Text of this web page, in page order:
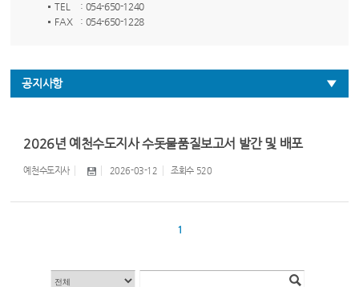
TEL
: 054-650-1240
FAX
: 054-650-1228
공지사항
2026년 예천수도지사 수돗물품질보고서 발간 및 배포
예천수도지사 2026-03-12 조회수 520
1